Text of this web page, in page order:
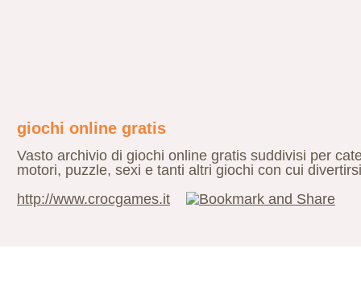
giochi online gratis
Vasto archivio di giochi online gratis suddivisi per
motori, puzzle, sexi e tanti altri giochi con cui
http://www.crocgames.it